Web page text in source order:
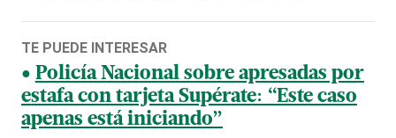
TE PUEDE INTERESAR
Policía Nacional sobre apresadas por
estafa con tarjeta Supérate: “Este caso
apenas está iniciando”